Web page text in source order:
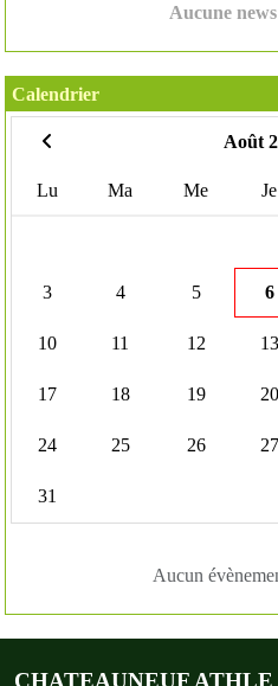
Aucune
Calendrier
Août
Lu Ma Me Je
3 4 5 6
10 11 12 13
17 18 19 20
24 25 26 27
31
Aucun
CHATEAUNEUF ATHLE